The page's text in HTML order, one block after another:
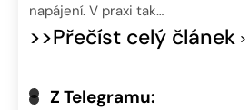
napájení. V praxi tak…
>>Přečíst celý článek
Z Telegramu: